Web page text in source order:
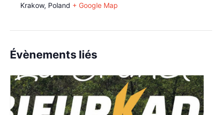
Krakow, Poland + Google Map
Évènements liés